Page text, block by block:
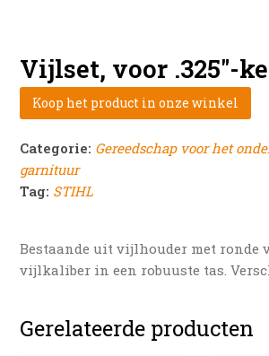
Vijlset, voor .325″-
Koop het product in onze winkel
Categorie: Gereedschap voor het
garnituur
Tag: STIHL
Bestaande uit vijlhouder met ronde
vijlkaliber in een robuuste tas.
Gerelateerde producten